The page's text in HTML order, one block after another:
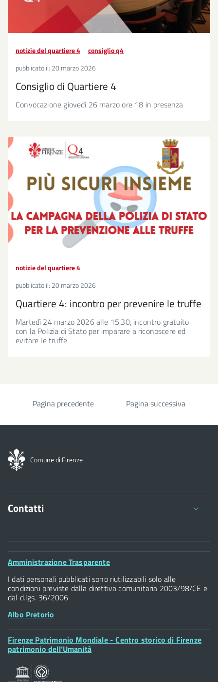
notizie del quartiere 4
consiglio q4
pubblicato il: 20 marzo 2026
Consiglio di Quartiere 4
Convocazione giovedì 26 marzo ore 18 in presenza
notizie del quartiere 4
pubblicato il: 20 marzo 2026
Quartiere 4: incontro per prevenire le truffe
Martedì 24 marzo 2026 alle 15.30, incontro gratuito
con la Polizia di Stato per imparare a riconoscere ed
evitare le truffe
Paginazione
Pagina precedente Pagina successiva
Comune di Firenze
Contatti
Comune di Firenze
Palazzo Vecchio
Piazza della Signoria - 50122, Firenze
P.IVA 01307110484
Posta Elettronica Certificata
Footer
Amministrazione Trasparente
I dati personali pubblicati sono riutilizzabili solo alle
condizioni previste dalla direttiva comunitaria 2003/98/CE e
dal d.lgs. 36/2006
Albo Pretorio
Footer
Widget
Firenze Patrimonio Mondiale - Centro storico di Firenze
patrimonio dell’Umanità